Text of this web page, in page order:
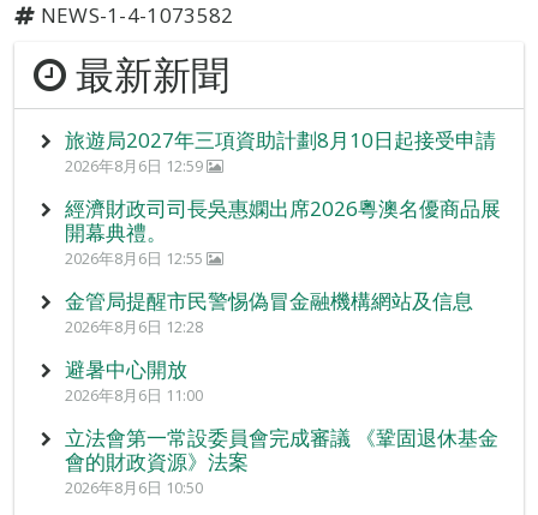
NEWS-1-4-1073582
最新新聞
旅遊局2027年三項資助計劃8月10日起接受申請
2026年8月6日 12:59
經濟財政司司長吳惠嫻出席2026粵澳名優商品展
開幕典禮。
2026年8月6日 12:55
金管局提醒市民警惕偽冒金融機構網站及信息
2026年8月6日 12:28
避暑中心開放
2026年8月6日 11:00
立法會第一常設委員會完成審議 《鞏固退休基金
會的財政資源》法案
2026年8月6日 10:50